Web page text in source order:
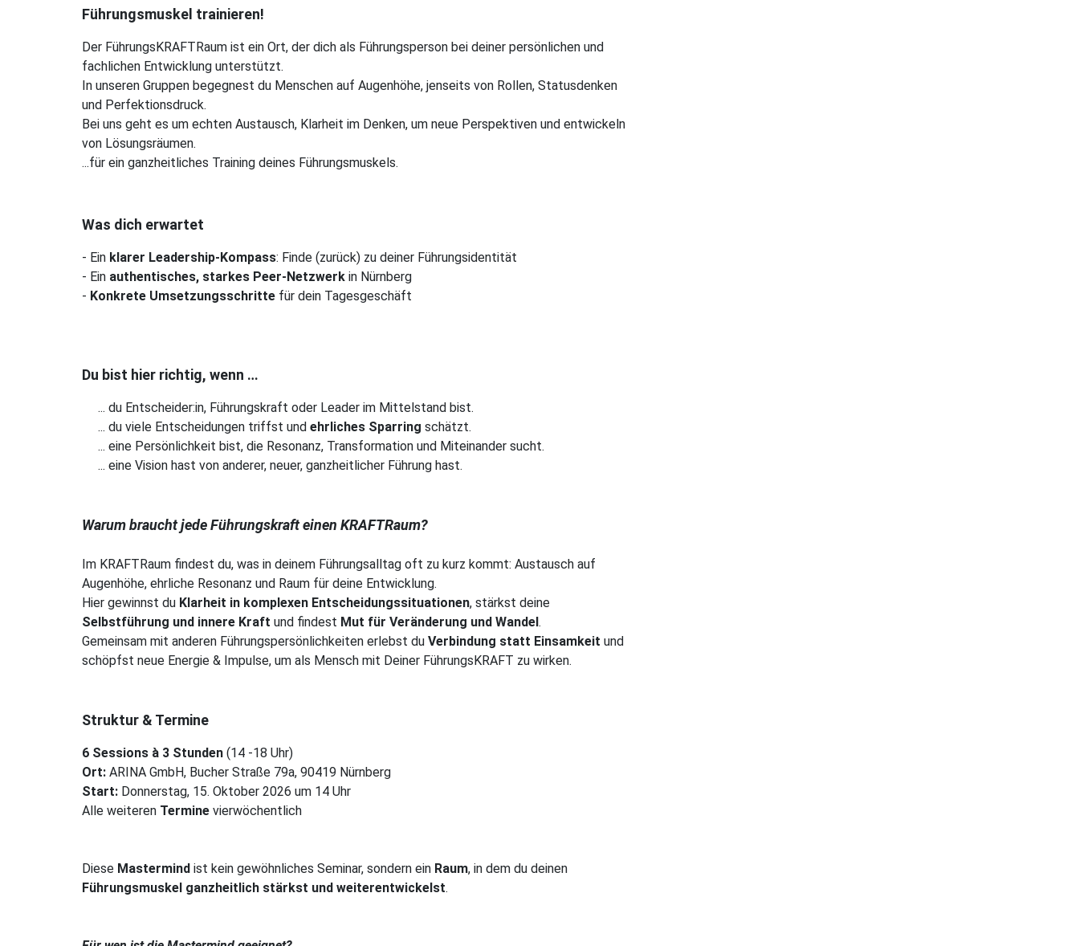
Führungsmuskel trainieren!
Der FührungsKRAFTRaum ist ein Ort, der dich als Führungsperson bei deiner persönlichen und
fachlichen Entwicklung unterstützt.
In unseren Gruppen begegnest du Menschen auf Augenhöhe, jenseits von Rollen, Statusdenken
und Perfektionsdruck.
Bei uns geht es um echten Austausch, Klarheit im Denken, um neue Perspektiven und entwickeln
von Lösungsräumen.
...für ein ganzheitliches Training deines Führungsmuskels.
Was dich erwartet
- Ein klarer Leadership-Kompass: Finde (zurück) zu deiner Führungsidentität
- Ein authentisches, starkes Peer-Netzwerk in Nürnberg
- Konkrete Umsetzungsschritte für dein Tagesgeschäft
Du bist hier richtig, wenn …
... du Entscheider:in, Führungskraft oder Leader im Mittelstand bist.
... du viele Entscheidungen triffst und ehrliches Sparring schätzt.
... eine Persönlichkeit bist, die Resonanz, Transformation und Miteinander sucht.
... eine Vision hast von anderer, neuer, ganzheitlicher Führung hast.
Warum braucht jede Führungskraft einen KRAFTRaum?
Im KRAFTRaum findest du, was in deinem Führungsalltag oft zu kurz kommt: Austausch auf
Augenhöhe, ehrliche Resonanz und Raum für deine Entwicklung.
Hier gewinnst du Klarheit in komplexen Entscheidungssituationen, stärkst deine
Selbstführung und innere Kraft und findest Mut für Veränderung und Wandel.
Gemeinsam mit anderen Führungspersönlichkeiten erlebst du Verbindung statt Einsamkeit und
schöpfst neue Energie & Impulse, um als Mensch mit Deiner FührungsKRAFT zu wirken.
Struktur & Termine
6 Sessions à 3 Stunden (14 -18 Uhr)
Ort: ARINA GmbH, Bucher Straße 79a, 90419 Nürnberg
Start: Donnerstag, 15. Oktober 2026 um 14 Uhr
Alle weiteren Termine vierwöchentlich
Diese Mastermind ist kein gewöhnliches Seminar, sondern ein Raum, in dem du deinen
Führungsmuskel ganzheitlich stärkst und weiterentwickelst.